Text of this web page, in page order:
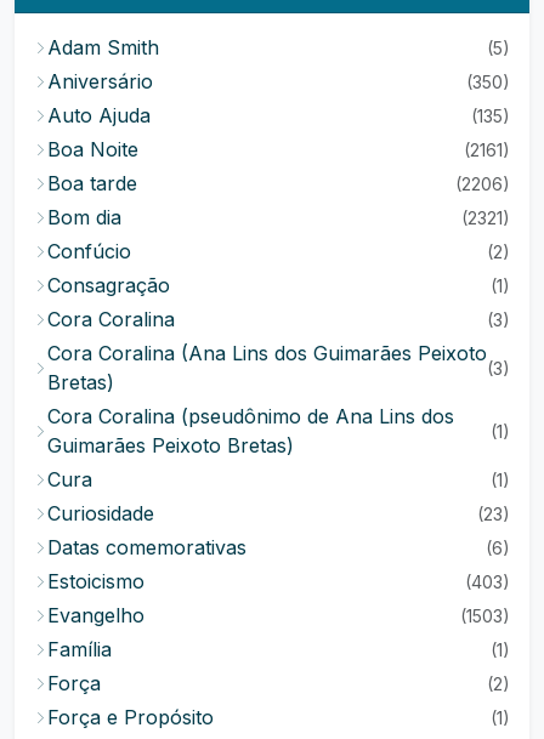
Adam Smith (5)
Aniversário (350)
Auto Ajuda (135)
Boa Noite (2161)
Boa tarde (2206)
Bom dia (2321)
Confúcio (2)
Consagração (1)
Cora Coralina (3)
Cora Coralina (Ana Lins dos Guimarães Peixoto
Bretas)
(3)
Cora Coralina (pseudônimo de Ana Lins dos
Guimarães Peixoto Bretas)
(1)
Cura (1)
Curiosidade (23)
Datas comemorativas (6)
Estoicismo (403)
Evangelho (1503)
Família (1)
Força (2)
Força e Propósito (1)